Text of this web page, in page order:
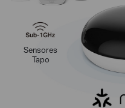
Sensores
Tapo